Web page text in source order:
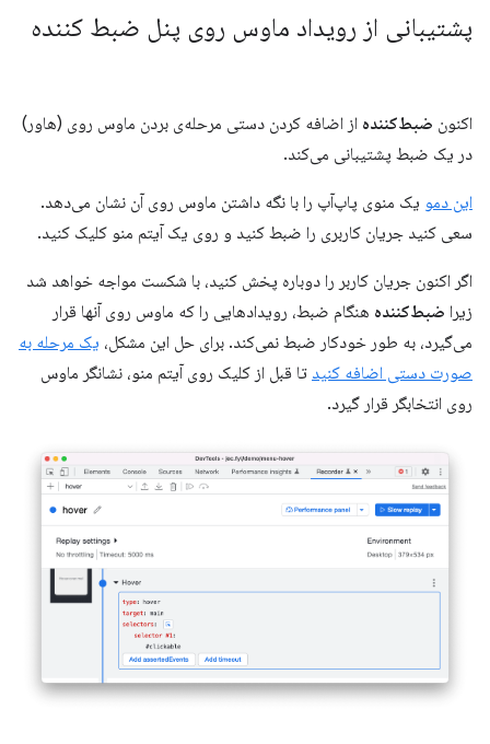
پشتیبانی از رویداد ماوس روی پنل ضبط کننده
اکنون ضبط‌کننده از اضافه کردن دستی مرحله‌ی بردن ماوس روی (هاور)
در یک ضبط پشتیبانی می‌کند.
این دمو یک منوی پاپ‌آپ را با نگه داشتن ماوس روی آن نشان می‌دهد.
سعی کنید جریان کاربری را ضبط کنید و روی یک آیتم منو کلیک کنید.
اگر اکنون جریان کاربر را دوباره پخش کنید، با شکست مواجه خواهد شد
زیرا ضبط‌کننده هنگام ضبط، رویدادهایی را که ماوس روی آنها قرار
می‌گیرد، به طور خودکار ضبط نمی‌کند. برای حل این مشکل، یک مرحله به
صورت دستی اضافه کنید تا قبل از کلیک روی آیتم منو، نشانگر ماوس
روی انتخابگر قرار گیرد.